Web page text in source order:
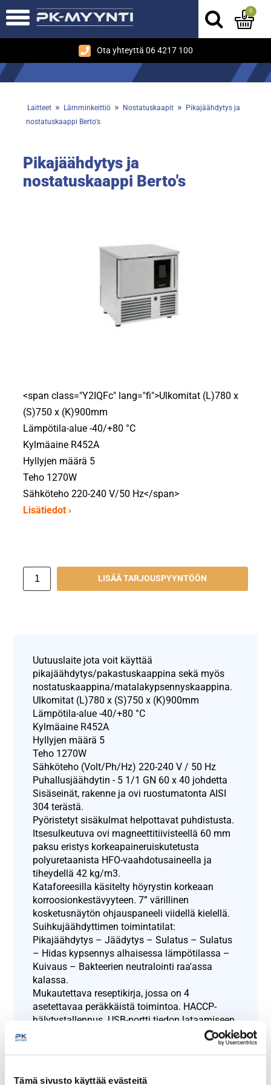
Tämä sivusto käyttää evästeitä
Ota yhteyttä 06 4217 100
0
Laitteet » Lämminkeittiö » Nostatuskaapit »
Pikajäähdytys ja
nostatuskaappi Berto's
Pikajäähdytys ja
nostatuskaappi Berto's
<span class="Y2IQFc" lang="fi">Ulkomitat (L)780 x
(S)750 x (K)900mm
Lämpötila-alue -40/+80 °C
Kylmäaine R452A
Hyllyjen määrä 5
Teho 1270W
Sähköteho 220-240 V/50 Hz</span>
Lisätiedot ›
LISÄÄ TARJOUSPYYNTÖÖN
Uutuuslaite jota voit käyttää
pikajäähdytys/pakastuskaappina sekä myös
nostatuskaappina/matalakypsennyskaappina.
Ulkomitat (L)780 x (S)750 x (K)900mm
Lämpötila-alue -40/+80 °C
Kylmäaine R452A
Hyllyjen määrä 5
Teho 1270W
Sähköteho (Volt/Ph/Hz) 220-240 V / 50 Hz
Puhallusjäähdytin - 5 1/1 GN 60 x 40 johdetta
Sisäseinät, rakenne ja ovi ruostumatonta AISI
304 terästä.
Pyöristetyt sisäkulmat helpottavat puhdistusta.
Itsesulkeutuva ovi magneettitiivisteellä 60 mm
paksu eristys korkeapaineruiskutetusta
polyuretaanista HFO-vaahdotusaineella ja
tiheydellä 42 kg/m3.
Kataforeesilla käsitelty höyrystin korkeaan
korroosionkestävyyteen. 7” värillinen
kosketusnäytön ohjauspaneeli viidellä kielellä.
Suihkujäähdyttimen toimintatilat:
Pikajäähdytys – Jäädytys – Sulatus – Sulatus
– Hidas kypsennys alhaisessa lämpötilassa –
Kuivaus – Bakteerien neutralointi raa'assa
kalassa.
Mukautettava reseptikirja, jossa on 4
asetettavaa peräkkäistä toimintoa. HACCP-
hälytystallennus. USB-portti tiedon lataamiseen
Neula-anturi lämpötilan tarkkaan säätelyyn.